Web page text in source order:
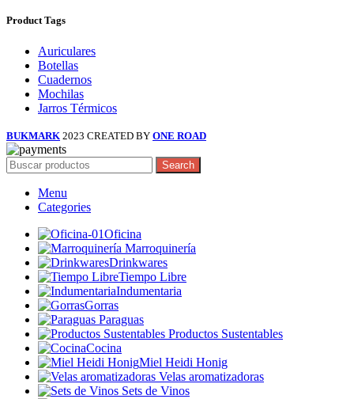
Product Tags
Auriculares
Botellas
Cuadernos
Mochilas
Jarros Térmicos
BUKMARK 2023 CREATED BY ONE ROAD
Search
Menu
Categories
Oficina
Marroquinería
Drinkwares
Tiempo Libre
Indumentaria
Gorras
Paraguas
Productos Sustentables
Cocina
Miel Heidi Honig
Velas aromatizadoras
Sets de Vinos